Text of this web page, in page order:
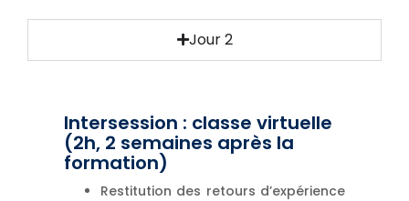
Jour 2
Intersession : classe virtuelle
(2h, 2 semaines après la
formation)
Restitution des retours d’expérience